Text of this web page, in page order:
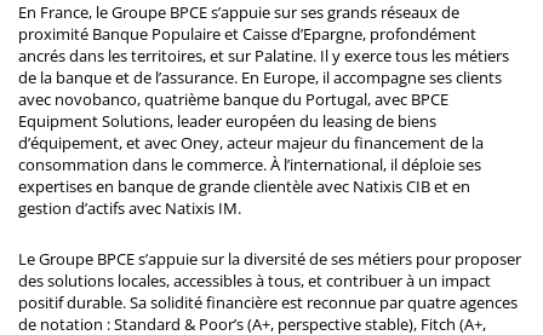
En France, le Groupe BPCE s’appuie sur ses grands réseaux de
proximité Banque Populaire et Caisse d’Epargne, profondément
ancrés dans les territoires, et sur Palatine. Il y exerce tous les métiers
de la banque et de l’assurance. En Europe, il accompagne ses clients
avec novobanco, quatrième banque du Portugal, avec BPCE
Equipment Solutions, leader européen du leasing de biens
d’équipement, et avec Oney, acteur majeur du financement de la
consommation dans le commerce. À l’international, il déploie ses
expertises en banque de grande clientèle avec Natixis CIB et en
gestion d’actifs avec Natixis IM.
Le Groupe BPCE s’appuie sur la diversité de ses métiers pour proposer
des solutions locales, accessibles à tous, et contribuer à un impact
positif durable. Sa solidité financière est reconnue par quatre agences
de notation : Standard & Poor’s (A+, perspective stable), Fitch (A+,